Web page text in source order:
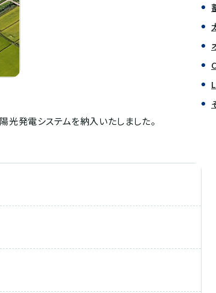
光発電システムを納入いたしました。